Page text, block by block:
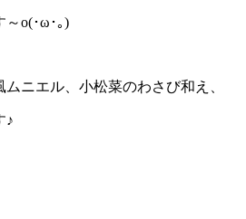
～o(･ω･｡)
ニエル、小松菜のわさび和え、
♪